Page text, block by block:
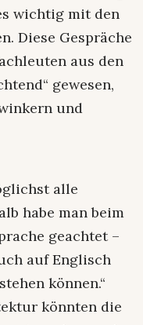
wichtig mit den
Diese Gespräche
aus den
gewesen,
und
alle
habe man beim
geachtet –
auf Englisch
können.“
könnten die